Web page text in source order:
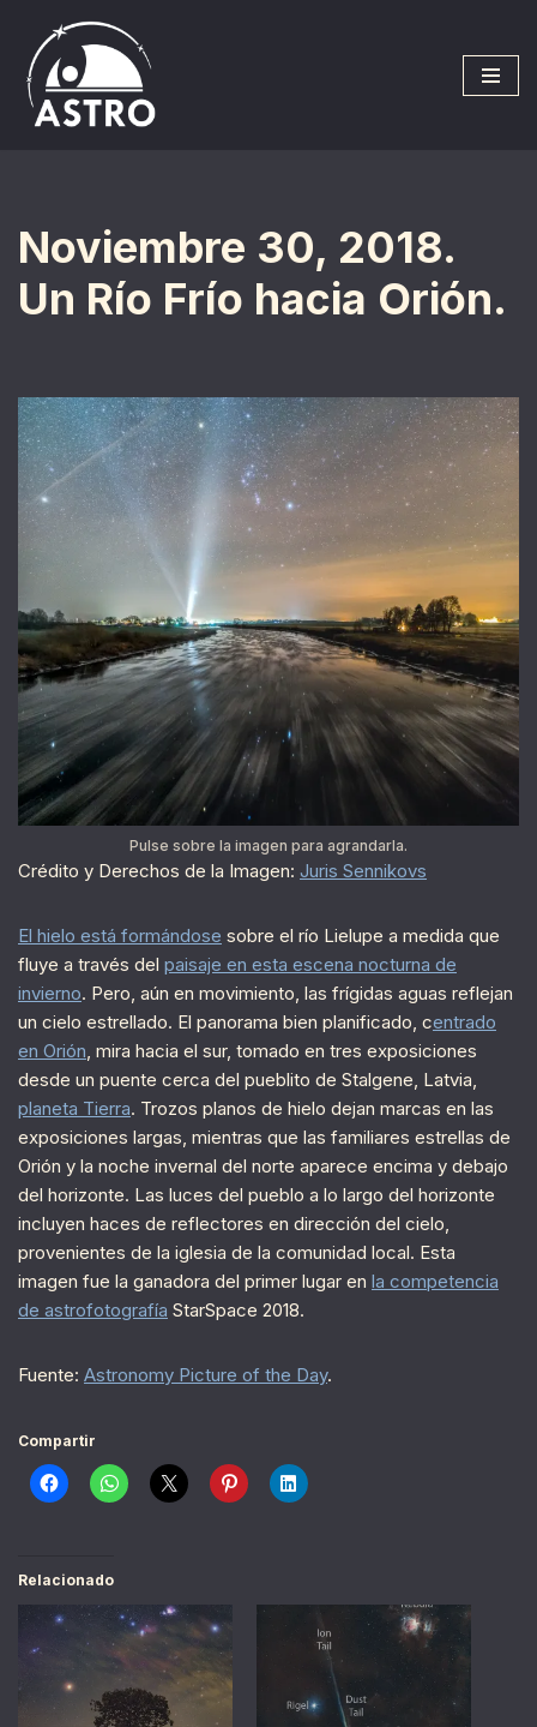
Saltar
al
contenido
Noviembre 30, 2018.
Un Río Frío hacia Orión.
Pulse sobre la imagen para agrandarla.
Crédito y Derechos de la Imagen: Juris Sennikovs
El hielo está formándose sobre el río Lielupe a medida que
fluye a través del paisaje en esta escena nocturna de
invierno. Pero, aún en movimiento, las frígidas aguas reflejan
un cielo estrellado. El panorama bien planificado, centrado
en Orión , mira hacia el sur, tomado en tres exposiciones
desde un puente cerca del pueblito de Stalgene, Latvia,
planeta Tierra. Trozos planos de hielo dejan marcas en las
exposiciones largas, mientras que las familiares estrellas de
Orión y la noche invernal del norte aparece encima y debajo
del horizonte. Las luces del pueblo a lo largo del horizonte
incluyen haces de reflectores en dirección del cielo,
provenientes de la iglesia de la comunidad local. Esta
imagen fue la ganadora del primer lugar en la competencia
de astrofotografía StarSpace 2018.
Fuente: Astronomy Picture of the Day.
Compartir
Relacionado